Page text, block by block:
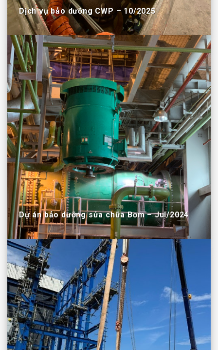
Dịch vụ bảo dưỡng CWP – 10/2025
Dự án bảo dưỡng sửa chữa Bơm – Jul/2024